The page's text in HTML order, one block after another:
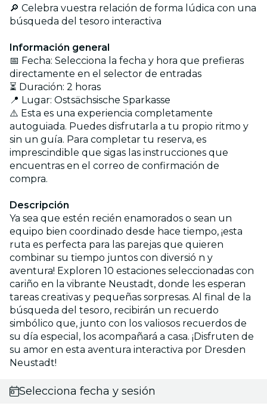
🔎 Celebra vuestra relación de forma lúdica con una
búsqueda del tesoro interactiva
Información general
📅 Fecha: Selecciona la fecha y hora que prefieras
directamente en el selector de entradas
⏳ Duración: 2 horas
📍 Lugar: Ostsächsische Sparkasse
⚠️ Esta es una experiencia completamente
autoguiada. Puedes disfrutarla a tu propio ritmo y
sin un guía. Para completar tu reserva, es
imprescindible que sigas las instrucciones que
encuentras en el correo de confirmación de
compra.
Descripción
Ya sea que estén recién enamorados o sean un
equipo bien coordinado desde hace tiempo, ¡esta
ruta es perfecta para las parejas que quieren
combinar su tiempo juntos con diversió n y
aventura! Exploren 10 estaciones seleccionadas con
cariño en la vibrante Neustadt, donde les esperan
tareas creativas y pequeñas sorpresas. Al final de la
búsqueda del tesoro, recibirán un recuerdo
simbólico que, junto con los valiosos recuerdos de
su día especial, los acompañará a casa. ¡Disfruten de
su amor en esta aventura interactiva por Dresden
Neustadt!
Selecciona fecha y sesión